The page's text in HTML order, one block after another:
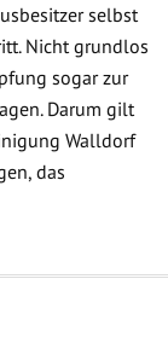
selbst
Nicht grundlos
sogar zur
Darum gilt
Walldorf
das